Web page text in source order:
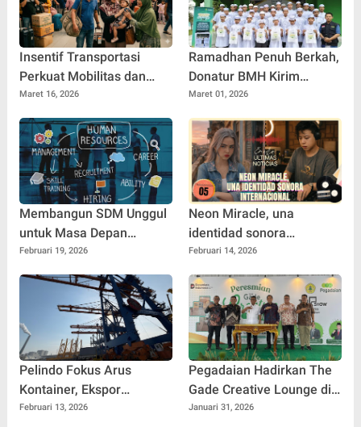
Insentif Transportasi
Perkuat Mobilitas dan
Perputaran Ekonomi
Nasional
Maret 16, 2026
Ramadhan Penuh Berkah,
Donatur BMH Kirim
Bingkisan untuk Dai
Pelosok
Maret 01, 2026
Membangun SDM Unggul
untuk Masa Depan
Pembangunan
Berkelanjutan
Februari 19, 2026
Neon Miracle, una
identidad sonora
internacional
Februari 14, 2026
Pelindo Fokus Arus
Kontainer, Ekspor
Indonesia Diprediksi
Februari 13, 2026
Pegadaian Hadirkan The
Gade Creative Lounge di
Untirta sebagai Ruang
Januari 31, 2026